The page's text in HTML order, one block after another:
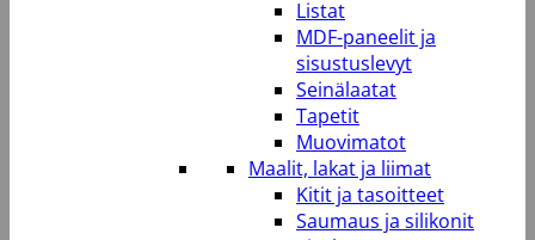
Listat
MDF-paneelit ja
sisustuslevyt
Seinälaatat
Tapetit
Muovimatot
Maalit, lakat ja liimat
Kitit ja tasoitteet
Saumaus ja silikonit